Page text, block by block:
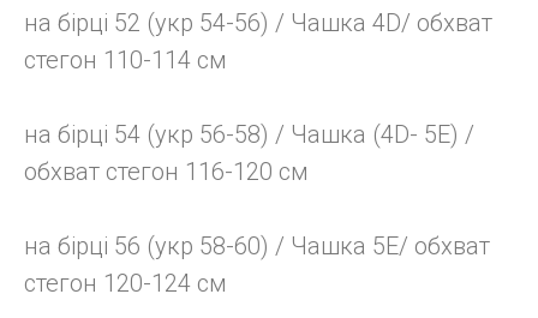
на бірці 52 (укр 54-56) / Чашка 4D/ обхват
стегон 110-114 см
на бірці 54 (укр 56-58) / Чашка (4D- 5E) /
обхват стегон 116-120 см
на бірці 56 (укр 58-60) / Чашка 5E/ обхват
стегон 120-124 см